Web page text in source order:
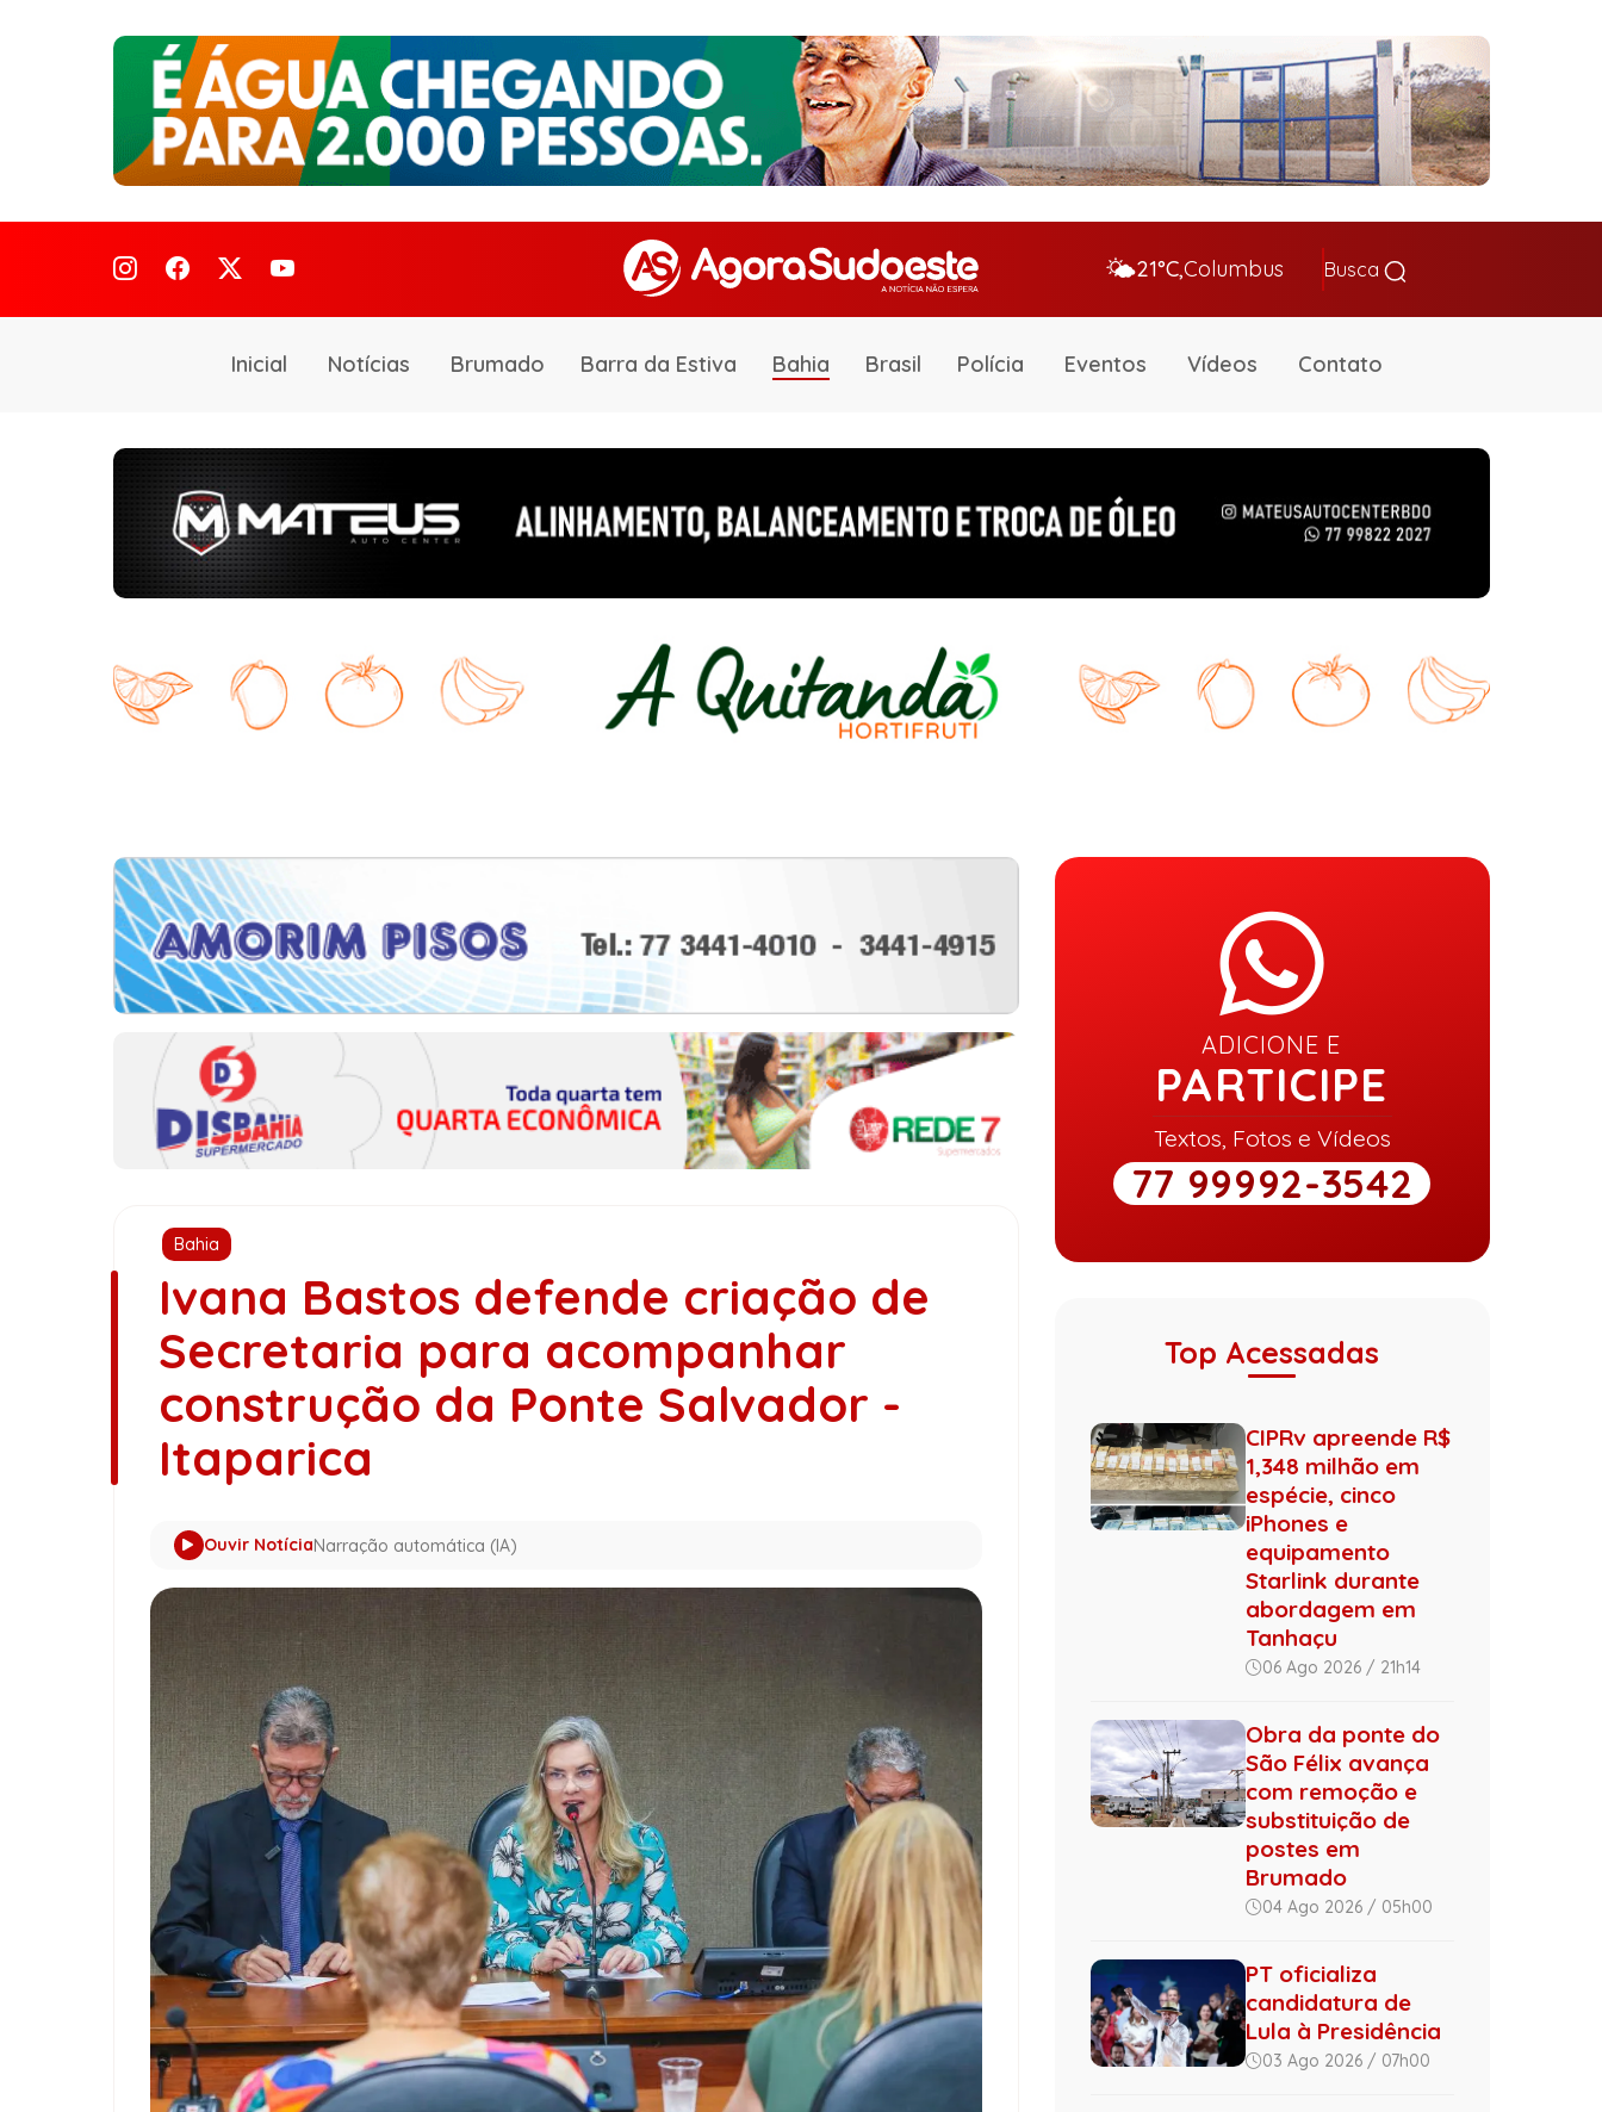
🌤️21°C,Columbus Busca
Inicial Notícias Brumado Barra da Estiva Bahia Brasil Polícia Eventos Vídeos Contato
Bahia
Ivana Bastos defende criação de
Secretaria para acompanhar
construção da Ponte Salvador -
Itaparica
Ouvir NotíciaNarração automática (IA)
ADICIONE E
PARTICIPE
Textos, Fotos e Vídeos
77 99992-3542
Top Acessadas
CIPRv apreende R$
1,348 milhão em
espécie, cinco
iPhones e
equipamento
Starlink durante
abordagem em
Tanhaçu
06 Ago 2026 / 21h14
Obra da ponte do
São Félix avança
com remoção e
substituição de
postes em
Brumado
04 Ago 2026 / 05h00
PT oficializa
candidatura de
Lula à Presidência
03 Ago 2026 / 07h00